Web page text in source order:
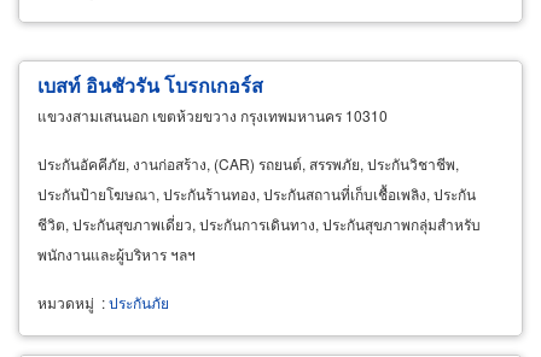
เบสท์ อินชัวรัน โบรกเกอร์ส
แขวงสามเสนนอก เขตห้วยขวาง กรุงเทพมหานคร 10310
ประกันอัคคีภัย, งานก่อสร้าง, (CAR) รถยนต์, สรรพภัย, ประกันวิชาชีพ,
ประกันป้ายโฆษณา, ประกันร้านทอง, ประกันสถานที่เก็บเชื้อเพลิง, ประกัน
ชีวิต, ประกันสุขภาพเดี่ยว, ประกันการเดินทาง, ประกันสุขภาพกลุ่มสำหรับ
พนักงานและผู้บริหาร ฯลฯ
หมวดหมู่ :ประกันภัย